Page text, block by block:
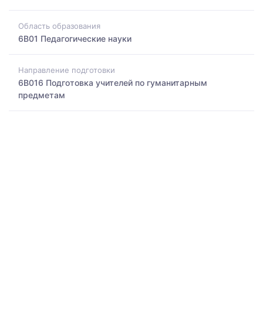
Область образования
6B01 Педагогические науки
Направление подготовки
6B016 Подготовка учителей по гуманитарным
предметам